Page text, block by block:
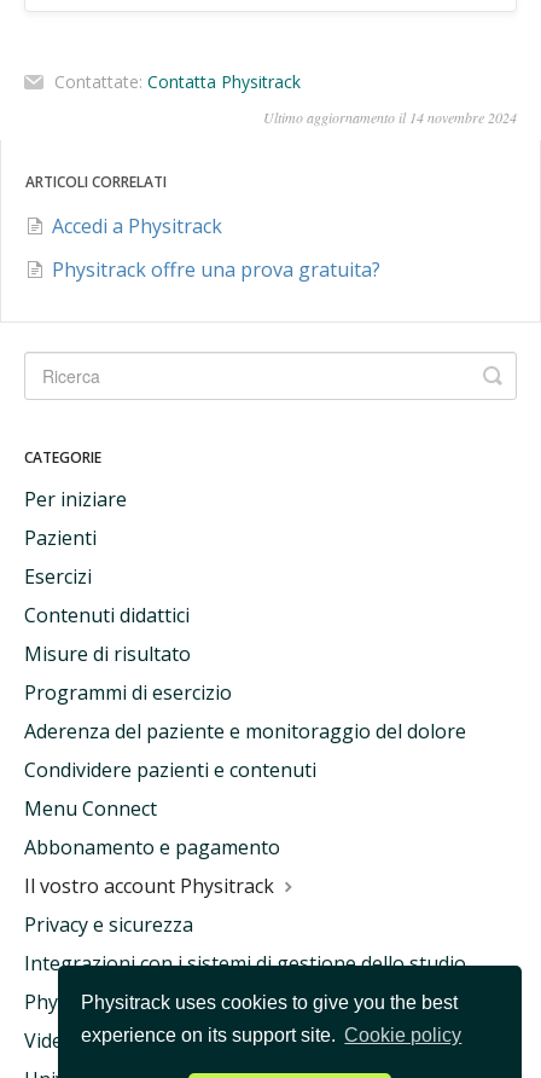
Physitrack uses cookies to give you the best
experience on its support site. Cookie policy
Contattate: Contatta Physitrack
Ultimo aggiornamento il 14 novembre 2024
ARTICOLI CORRELATI
Accedi a Physitrack
Physitrack offre una prova gratuita?
CATEGORIE
Per iniziare
Pazienti
Esercizi
Contenuti didattici
Misure di risultato
Programmi di esercizio
Aderenza del paziente e monitoraggio del dolore
Condividere pazienti e contenuti
Menu Connect
Abbonamento e pagamento
Il vostro account Physitrack
Privacy e sicurezza
Integrazioni con i sistemi di gestione dello studio
Physitrack e assicurazione sanitaria
Videoconsulto e teleassistenza